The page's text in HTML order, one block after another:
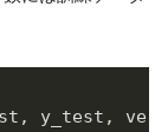
y_test,